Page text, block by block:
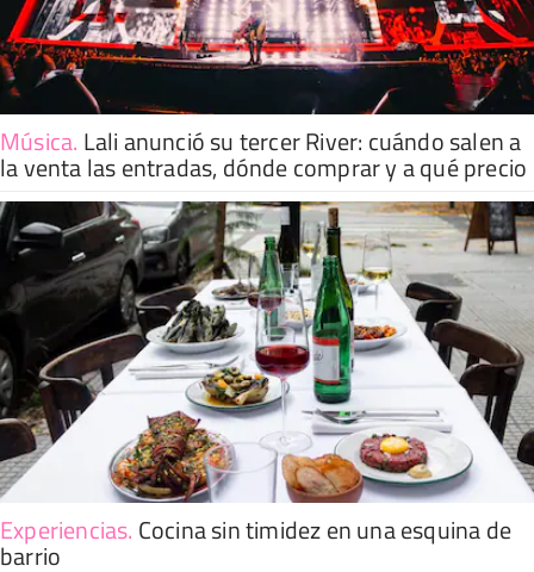
Música. Lali anunció su tercer River: cuándo salen a
la venta las entradas, dónde comprar y a qué precio
Experiencias. Cocina sin timidez en una esquina de
barrio